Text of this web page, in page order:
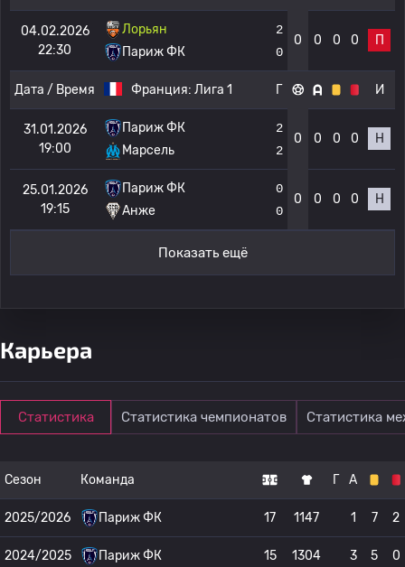
04.02.2026
22:30
Лорьян
Париж ФК
2
0
0 0 0 0 П
Дата / Время Франция: Лига 1 Г И
31.01.2026
19:00
Париж ФК
Марсель
2
2
0 0 0 0 Н
25.01.2026
19:15
Париж ФК
Анже
0
0
0 0 0 0 Н
Показать ещё
Карьера
Статистика Статистика чемпионатов Статистика
Сезон Команда Г А
2025/2026 Париж ФК 17 1147 1 7 2
2024/2025 Париж ФК 15 1304 3 5 0